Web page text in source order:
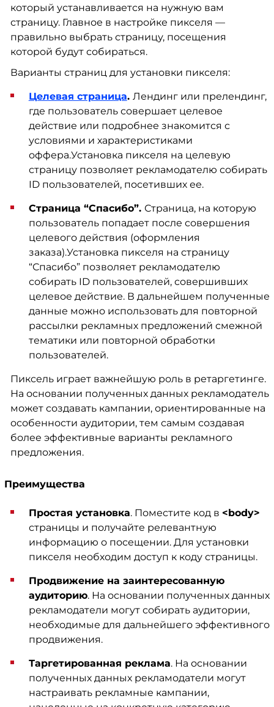
который устанавливается на нужную вам
страницу. Главное в настройке пикселя —
правильно выбрать страницу, посещения
которой будут собираться.
Варианты страниц для установки пикселя:
Целевая страница. Лендинг или прелендинг,
где пользователь совершает целевое
действие или подробнее знакомится с
условиями и характеристиками
оффера.Установка пикселя на целевую
страницу позволяет рекламодателю собирать
ID пользователей, посетивших ее.
Страница “Спасибо”. Страница, на которую
пользователь попадает после совершения
целевого действия (оформления
заказа).Установка пикселя на страницу
“Спасибо” позволяет рекламодателю
собирать ID пользователей, совершивших
целевое действие. В дальнейшем полученные
данные можно использовать для повторной
рассылки рекламных предложений смежной
тематики или повторной обработки
пользователей.
Пиксель играет важнейшую роль в ретаргетинге.
На основании полученных данных рекламодатель
может создавать кампании, ориентированные на
особенности аудитории, тем самым создавая
более эффективные варианты рекламного
предложения.
Преимущества
Простая установка. Поместите код в <body>
страницы и получайте релевантную
информацию о посещении. Для установки
пикселя необходим доступ к коду страницы.
Продвижение на заинтересованную
аудиторию. На основании полученных данных
рекламодатели могут собирать аудитории,
необходимые для дальнейшего эффективного
продвижения.
Таргетированная реклама. На основании
полученных данных рекламодатели могут
настраивать рекламные кампании,